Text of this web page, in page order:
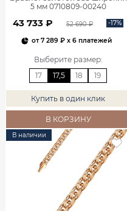
5 мм 0710809-00240
43 733 ₽ 52 690 ₽ -17%
от7 289 ₽ x 6 платежей
Выберите размер:
17
17,5 18 19
Купить в один клик
В КОРЗИНУ
В наличии